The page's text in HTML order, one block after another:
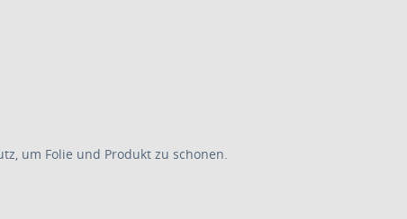
um Folie und Produkt zu schonen.